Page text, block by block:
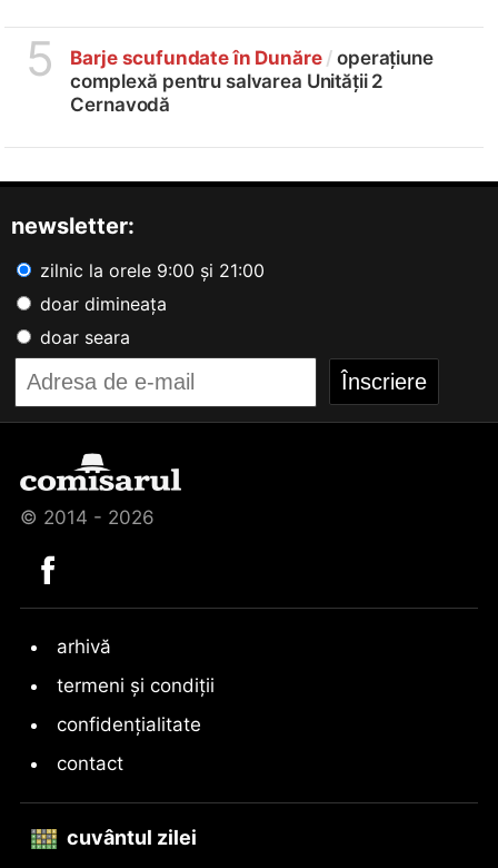
5 Barje scufundate în Dunăre / operațiune
complexă pentru salvarea Unității 2
Cernavodă
newsletter:
zilnic la orele 9:00 și 21:00
doar dimineața
doar seara
© 2014 - 2026
arhivă
termeni și condiții
confidențialitate
contact
cuvântul zilei